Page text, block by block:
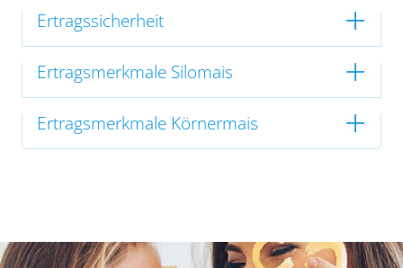
Ertragssicherheit
Ertragsmerkmale Silomais
Ertragsmerkmale Körnermais